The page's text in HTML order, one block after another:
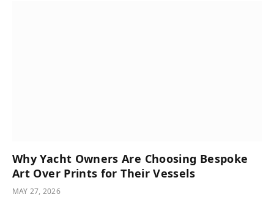
Why Yacht Owners Are Choosing Bespoke
Art Over Prints for Their Vessels
MAY 27, 2026